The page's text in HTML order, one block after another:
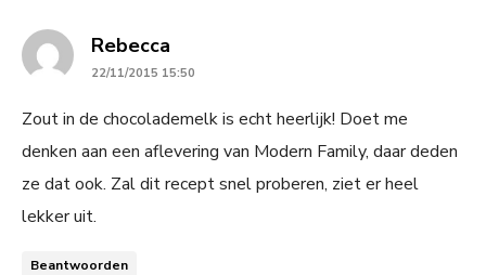
Rebecca
22/11/2015 15:50
Zout in de chocolademelk is echt heerlijk! Doet me
denken aan een aflevering van Modern Family, daar deden
ze dat ook. Zal dit recept snel proberen, ziet er heel
lekker uit.
Beantwoorden